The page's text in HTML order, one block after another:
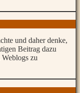
und daher denke,
Beitrag dazu
zu